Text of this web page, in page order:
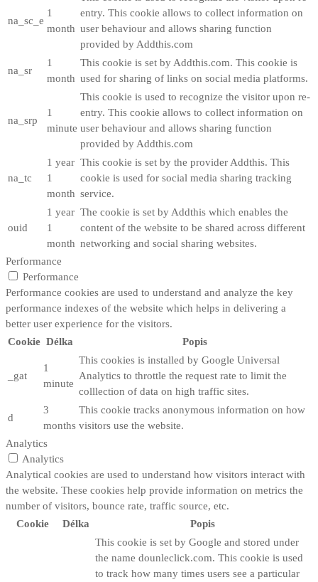
na_sc_e
1
month
entry. This cookie allows to collect information on
user behaviour and allows sharing function
provided by Addthis.com
na_sr
1
month
This cookie is set by Addthis.com. This cookie is
used for sharing of links on social media platforms.
na_srp
1
minute
This cookie is used to recognize the visitor upon re-
entry. This cookie allows to collect information on
user behaviour and allows sharing function
provided by Addthis.com
na_tc
1 year
1
month
This cookie is set by the provider Addthis. This
cookie is used for social media sharing tracking
service.
ouid
1 year
1
month
The cookie is set by Addthis which enables the
content of the website to be shared across different
networking and social sharing websites.
Performance
Performance
Performance cookies are used to understand and analyze the key
performance indexes of the website which helps in delivering a
better user experience for the visitors.
Cookie Délka Popis
_gat
1
minute
This cookies is installed by Google Universal
Analytics to throttle the request rate to limit the
colllection of data on high traffic sites.
d
3
months
This cookie tracks anonymous information on how
visitors use the website.
Analytics
Analytics
Analytical cookies are used to understand how visitors interact with
the website. These cookies help provide information on metrics the
number of visitors, bounce rate, traffic source, etc.
Cookie
Délka Popis
This cookie is set by Google and stored under
the name dounleclick.com. This cookie is used
to track how many times users see a particular